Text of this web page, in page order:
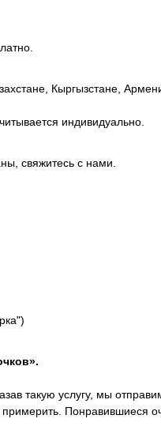
Кыргызстане,
индивидуально.
свяжитесь с нами.
такую услугу, мы
Понравившиеся